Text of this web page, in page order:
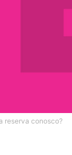
reserva conosco?